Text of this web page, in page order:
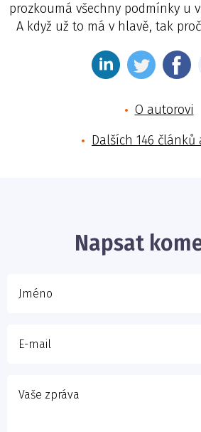
prozkoumá všechny podmínky u
A když už to má v hlavě, tak
O autorovi
Dalších 146 článků
Napsat